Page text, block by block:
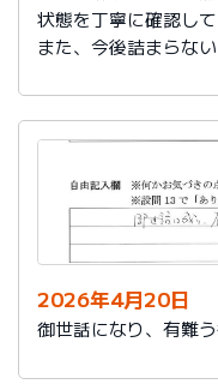
状態を丁寧に確認し
また、今後詰まらな
ありがとうございま
2026年4月20日
御世話になり、有難う